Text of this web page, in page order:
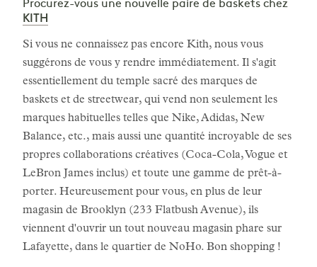
Procurez-vous une nouvelle paire de baskets chez
KITH
Si vous ne connaissez pas encore Kith, nous vous
suggérons de vous y rendre immédiatement. Il s'agit
essentiellement du temple sacré des marques de
baskets et de streetwear, qui vend non seulement les
marques habituelles telles que Nike, Adidas, New
Balance, etc., mais aussi une quantité incroyable de ses
propres collaborations créatives (Coca-Cola, Vogue et
LeBron James inclus) et toute une gamme de prêt-à-
porter. Heureusement pour vous, en plus de leur
magasin de Brooklyn (233 Flatbush Avenue), ils
viennent d'ouvrir un tout nouveau magasin phare sur
Lafayette, dans le quartier de NoHo. Bon shopping !